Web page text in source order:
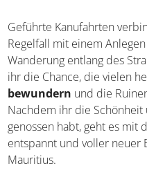
Geführte Kanufahrten
Regelfall mit einem
Wanderung entlang des
ihr die Chance, die vielen
zu bewundernund die
besuchen. Nachdem ihr die
Insellandschaft genossen
wieder ganz entspannt und